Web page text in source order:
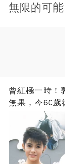
無限的可能
曾紅極一時！
無果，今60歲